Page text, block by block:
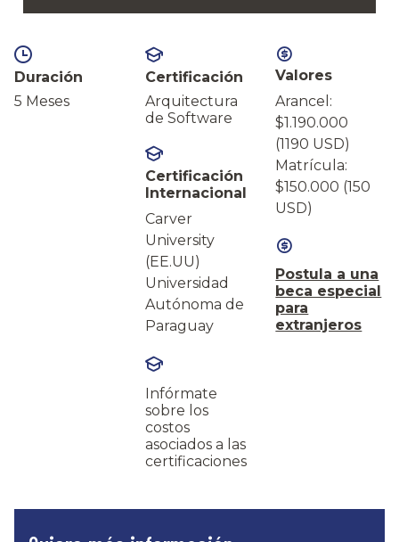
Duración
5 Meses
Certificación
Arquitectura
de Software
Certificación
Internacional
Carver
University
(EE.UU)
Universidad
Autónoma de
Paraguay
Infórmate
sobre los
costos
asociados a las
certificaciones
Valores
Arancel:
$1.190.000
(1190 USD)
Matrícula:
$150.000 (150
USD)
Postula a una
beca especial
para
extranjeros